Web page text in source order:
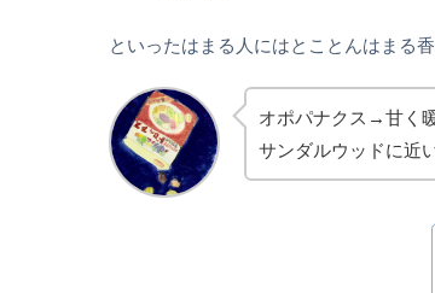
といったはまる人にはとことんはまる
オポパナクス→甘く
サンダルウッドに近